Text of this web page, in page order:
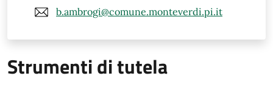
b.ambrogi@comune.monteverdi.pi.it
Strumenti di tutela